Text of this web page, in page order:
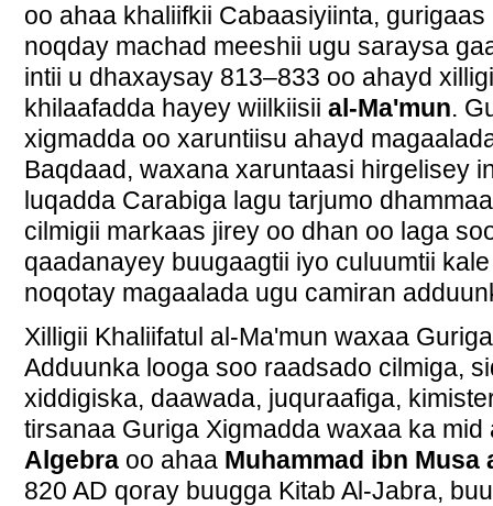
oo ahaa khaliifkii Cabaasiyiinta, gurigaas
noqday machad meeshii ugu saraysa
intii u dhaxaysay 813–833 oo ahayd
khilaafadda hayey wiilkiisii al-Ma'mun.
xigmadda oo xaruntiisu ahayd
Baqdaad, waxana xaruntaasi hirgelisey
luqadda Carabiga lagu tarjumo
cilmigii markaas jirey oo dhan oo laga
qaadanayey buugaagtii iyo culuumtii
noqotay magaalada ugu camiran
Xilligii Khaliifatul al-Ma'mun waxaa
Adduunka looga soo raadsado cilmiga,
xiddigiska, daawada, juquraafiga,
tirsanaa Guriga Xigmadda waxaa ka
Algebra oo ahaa Muhammad ibn Musa
820 AD qoray buugga Kitab Al-Jabra,